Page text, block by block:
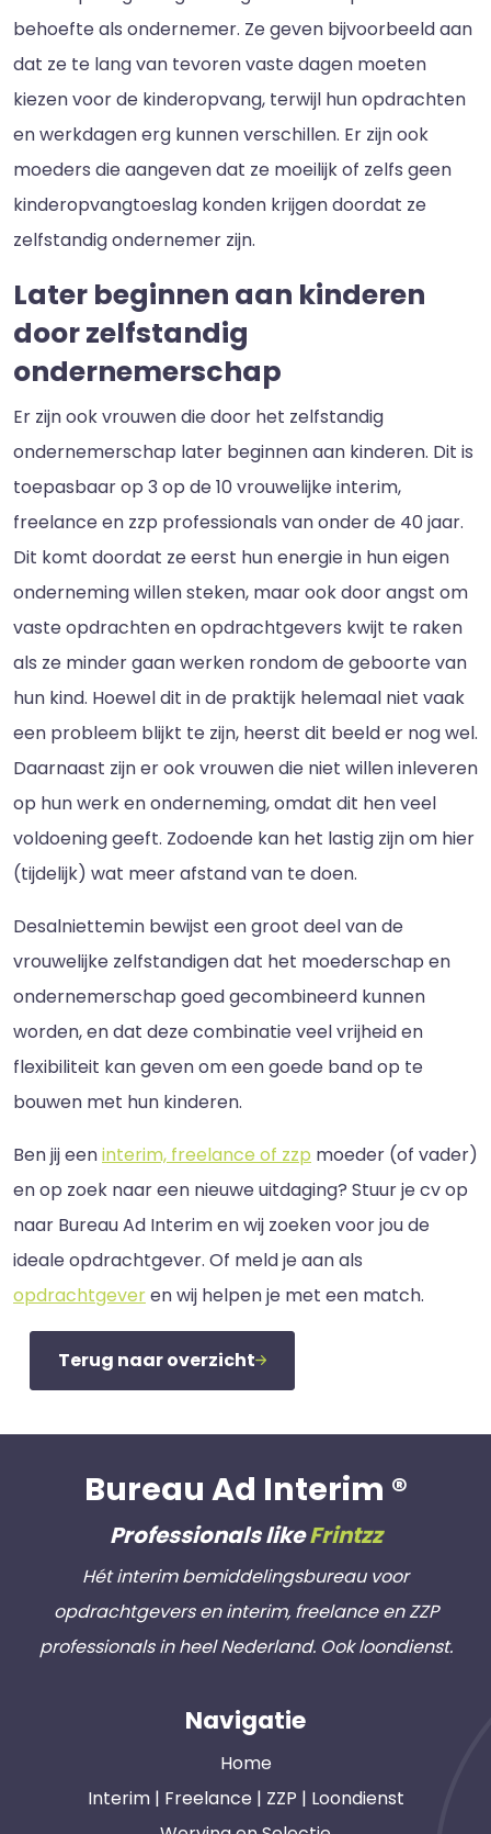
behoefte als ondernemer. Ze geven bijvoorbeeld aan
dat ze te lang van tevoren vaste dagen moeten
kiezen voor de kinderopvang, terwijl hun opdrachten
en werkdagen erg kunnen verschillen. Er zijn ook
moeders die aangeven dat ze moeilijk of zelfs geen
kinderopvangtoeslag konden krijgen doordat ze
zelfstandig ondernemer zijn.
Later beginnen aan kinderen
door zelfstandig
ondernemerschap
Er zijn ook vrouwen die door het zelfstandig
ondernemerschap later beginnen aan kinderen. Dit is
toepasbaar op 3 op de 10 vrouwelijke interim,
freelance en zzp professionals van onder de 40 jaar.
Dit komt doordat ze eerst hun energie in hun eigen
onderneming willen steken, maar ook door angst om
vaste opdrachten en opdrachtgevers kwijt te raken
als ze minder gaan werken rondom de geboorte van
hun kind. Hoewel dit in de praktijk helemaal niet vaak
een probleem blijkt te zijn, heerst dit beeld er nog wel.
Daarnaast zijn er ook vrouwen die niet willen inleveren
op hun werk en onderneming, omdat dit hen veel
voldoening geeft. Zodoende kan het lastig zijn om hier
(tijdelijk) wat meer afstand van te doen.
Desalniettemin bewijst een groot deel van de
vrouwelijke zelfstandigen dat het moederschap en
ondernemerschap goed gecombineerd kunnen
worden, en dat deze combinatie veel vrijheid en
flexibiliteit kan geven om een goede band op te
bouwen met hun kinderen.
Ben jij eeninterim, freelance of zzp moeder (of vader)
en op zoek naar een nieuwe uitdaging? Stuur je cv op
naar Bureau Ad Interim en wij zoeken voor jou de
ideale opdrachtgever. Of meld je aan als
opdrachtgeveren wij helpen je met een match.
Terug naar overzicht
Bureau Ad Interim ®
Professionals likeFrintzz
Hét interim bemiddelingsbureau voor
opdrachtgevers en interim, freelance en ZZP
professionals in heel Nederland. Ook loondienst.
Navigatie
Home
Interim | Freelance | ZZP | Loondienst